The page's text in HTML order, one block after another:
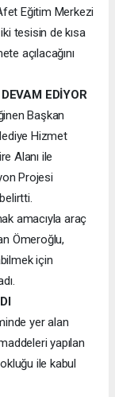
Eğitim Merkezi
tesisin de kısa
açılacağını
EDİYOR
Başkan
Hizmet
Alanı ile
Projesi
amacıyla araç
Ömeroğlu,
için
yer alan
yapılan
ile kabul